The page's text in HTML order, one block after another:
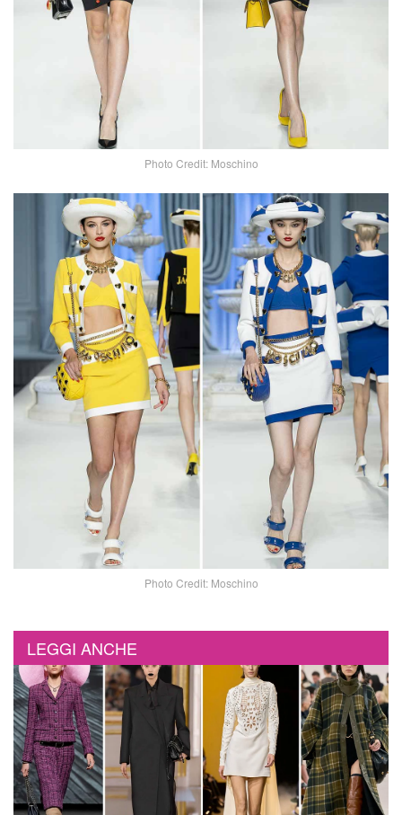
Photo Credit: Moschino
Photo Credit: Moschino
LEGGI ANCHE